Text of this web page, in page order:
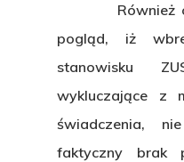
Również
pogląd, iż
stanowisku
wykluczające z
świadczenia,
faktyczny brak